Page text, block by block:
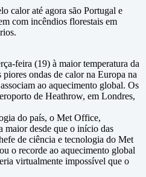
calor até agora são Portugal e
com incêndios florestais em
feira (19) à maior temperatura da
ondas de calor na Europa na
ao aquecimento global. Os
de Heathrow, em Londres,
do país, o Met Office,
maior desde que o início das
de ciência e tecnologia do Met
o recorde ao aquecimento global
virtualmente impossível que o